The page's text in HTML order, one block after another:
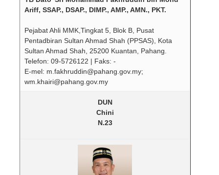
Ariff, SSAP., DSAP., DIMP., AMP., AMN., PKT.
Pejabat Ahli MMK,Tingkat 5, Blok B, Pusat
Pentadbiran Sultan Ahmad Shah (PPSAS), Kota
Sultan Ahmad Shah, 25200 Kuantan, Pahang.
Telefon: 09-5726122 | Faks: -
E-mel: m.fakhruddin@pahang.gov.my;
wm.khairi@pahang.gov.my
DUN
Chini
N.23